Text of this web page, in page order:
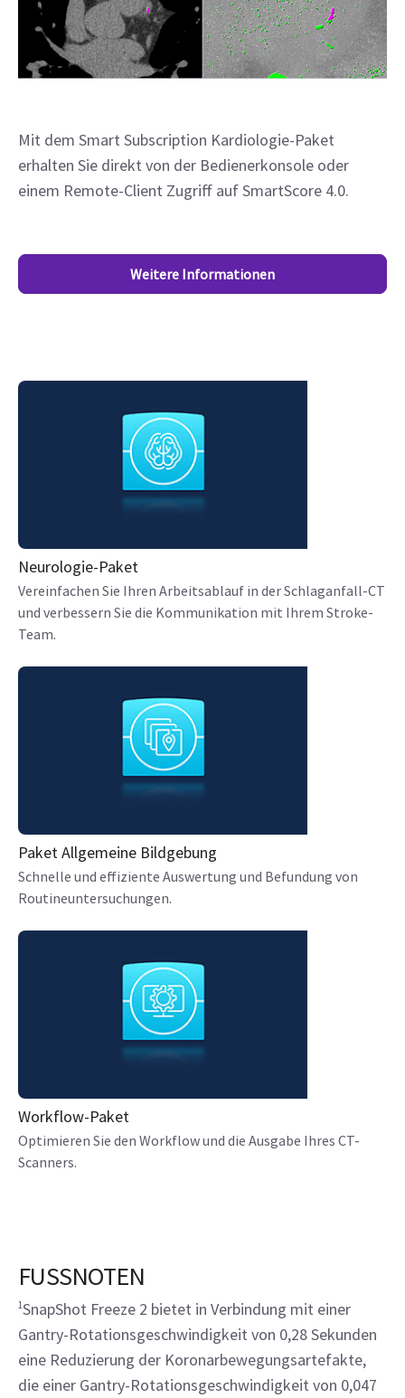
Mit dem Smart Subscription Kardiologie-Paket
erhalten Sie direkt von der Bedienerkonsole oder
einem Remote-Client Zugriff auf SmartScore 4.0.
Weitere Informationen
Neurologie-Paket
Vereinfachen Sie Ihren Arbeitsablauf in der Schlaganfall-CT
und verbessern Sie die Kommunikation mit Ihrem Stroke-
Team.
Paket Allgemeine Bildgebung
Schnelle und effiziente Auswertung und Befundung von
Routineuntersuchungen.
Workflow-Paket
Optimieren Sie den Workflow und die Ausgabe Ihres CT-
Scanners.
FUSSNOTEN
1SnapShot Freeze 2 bietet in Verbindung mit einer
Gantry-Rotationsgeschwindigkeit von 0,28 Sekunden
eine Reduzierung der Koronarbewegungsartefakte,
die einer Gantry-Rotationsgeschwindigkeit von 0,047